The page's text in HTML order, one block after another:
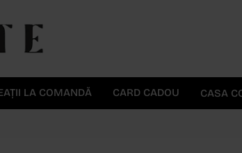
LA COMANDĂ CARD CADOU CASA